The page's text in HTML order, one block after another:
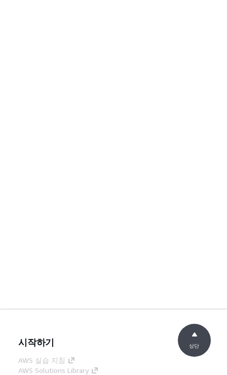
시작하기
AWS 실습 지침
AWS Solutions Library
상단